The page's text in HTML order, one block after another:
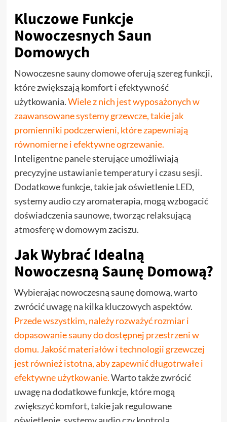
Kluczowe Funkcje
Nowoczesnych Saun
Domowych
Nowoczesne sauny domowe oferują szereg funkcji,
które zwiększają komfort i efektywność
użytkowania.Wiele z nich jest wyposażonych w
zaawansowane systemy grzewcze, takie jak
promienniki podczerwieni, które zapewniają
równomierne i efektywne ogrzewanie.
Inteligentne panele sterujące umożliwiają
precyzyjne ustawianie temperatury i czasu sesji.
Dodatkowe funkcje, takie jak oświetlenie LED,
systemy audio czy aromaterapia, mogą wzbogacić
doświadczenia saunowe, tworząc relaksującą
atmosferę w domowym zaciszu.
Jak Wybrać Idealną
Nowoczesną Saunę Domową?
Wybierając nowoczesną saunę domową, warto
zwrócić uwagę na kilka kluczowych aspektów.
Przede wszystkim, należy rozważyć rozmiar i
dopasowanie sauny do dostępnej przestrzeni w
domu. Jakość materiałów i technologii grzewczej
jest również istotna, aby zapewnić długotrwałe i
efektywne użytkowanie.Warto także zwrócić
uwagę na dodatkowe funkcje, które mogą
zwiększyć komfort, takie jak regulowane